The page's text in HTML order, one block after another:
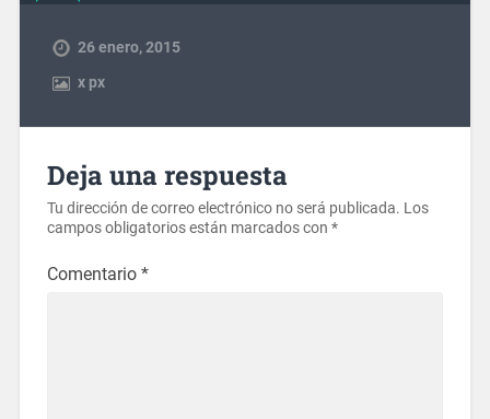
26 enero, 2015
xpx
Deja una respuesta
Tu dirección de correo electrónico no será publicada. Los
campos obligatorios están marcados con *
Comentario *